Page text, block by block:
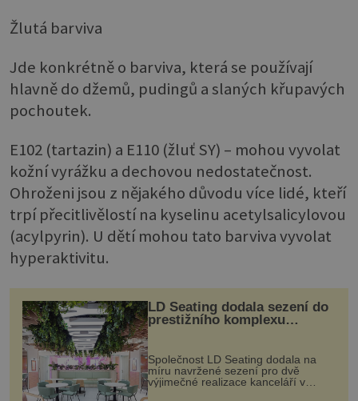
Žlutá barviva
Jde konkrétně o barviva, která se používají
hlavně do džemů, pudingů a slaných křupavých
pochoutek.
E102 (tartazin) a E110 (žluť SY) – mohou vyvolat
kožní vyrážku a dechovou nedostatečnost.
Ohroženi jsou z nějakého důvodu více lidé, kteří
trpí přecitlivělostí na kyselinu acetylsalicylovou
(acylpyrin). U dětí mohou tato barviva vyvolat
hyperaktivitu.
LD Seating dodala sezení do
prestižního komplexu
MediaCityUK v Salfordu
Společnost LD Seating dodala na
míru navržené sezení pro dvě
výjimečné realizace kanceláří v
areálu MediaCityUK v anglickém